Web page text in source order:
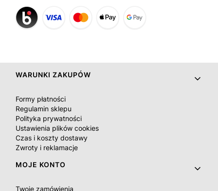
Linki w stopce
WARUNKI ZAKUPÓW
Formy płatności
Regulamin sklepu
Polityka prywatności
Ustawienia plików cookies
Czas i koszty dostawy
Zwroty i reklamacje
MOJE KONTO
Twoje zamówienia